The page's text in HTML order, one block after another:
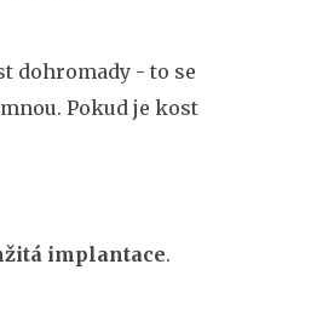
dohromady - to se
Pokud je kost
implantace.